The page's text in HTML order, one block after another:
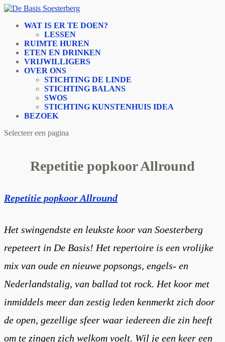
WAT IS ER TE DOEN?
LESSEN
RUIMTE HUREN
ETEN EN DRINKEN
VRIJWILLIGERS
OVER ONS
STICHTING DE LINDE
STICHTING BALANS
SWOS
STICHTING KUNSTENHUIS IDEA
BEZOEK
Selecteer een pagina
Repetitie popkoor Allround
Repetitie popkoor Allround
Het swingendste en leukste koor van Soesterberg
repeteert in De Basis! Het repertoire is een vrolijke
mix van oude en nieuwe popsongs, engels- en
Nederlandstalig, van ballad tot rock. Het koor met
inmiddels meer dan zestig leden kenmerkt zich door
de open, gezellige sfeer waar iedereen die zin heeft
om te zingen zich welkom voelt. Wil je een keer een